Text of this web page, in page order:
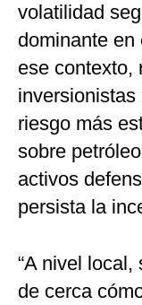
volatilidad
dominante en
ese contexto,
riesgo más
sobre
activos
persista la
“A nivel
de cerca